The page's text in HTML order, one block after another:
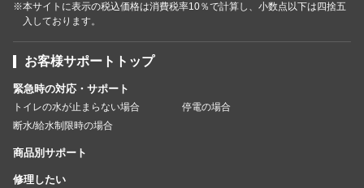
※本サイトに表示の税込価格は消費税率10％で計算し、小数点以下は四捨五
入しております。
お客様サポートトップ
緊急時の対応・サポート
トイレの水が止まらない場合
停電の場合
断水/給水制限時の場合
商品別サポート
修理したい